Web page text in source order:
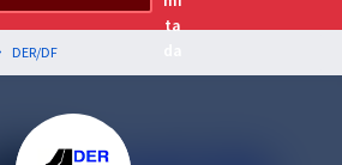
para as principais
DER/DF